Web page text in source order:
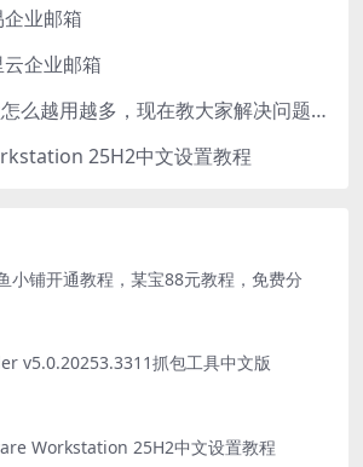
业邮箱
企业邮箱
BT(宝塔)磁盘怎么越用越多，现在教大家解决问题。
25H2中文设置教程
小铺开通教程，某宝88元教程，免费分
v5.0.20253.3311抓包工具中文版
Workstation 25H2中文设置教程